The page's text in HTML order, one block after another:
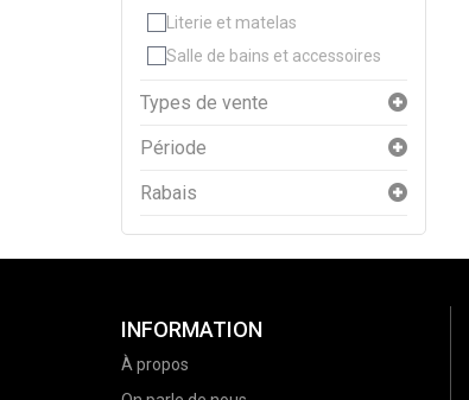
Literie et matelas
Salle de bains et accessoires
Types de vente
Période
Rabais
INFORMATION
À propos